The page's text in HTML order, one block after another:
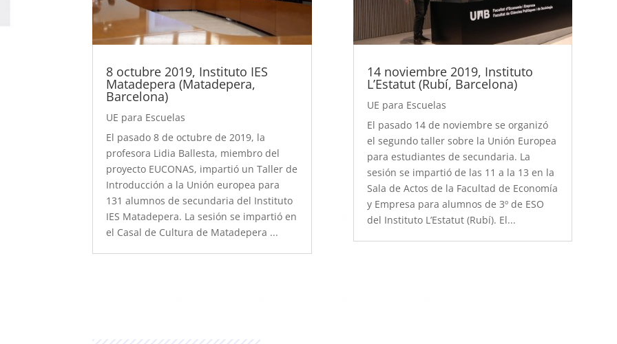
8 octubre 2019, Instituto IES
Matadepera (Matadepera,
Barcelona)
UE para Escuelas
El pasado 8 de octubre de 2019, la ​
profesora Lidia Ballesta, miembro del
proyecto EUCONAS, impartió un Taller de
Introducción a la Unión europea para
131 alumnos de secundaria del Instituto
IES Matadepera. La sesión se impartió en
el Casal de Cultura de Matadepera ...
14 noviembre 2019, Instituto
L’Estatut (Rubí, Barcelona)
UE para Escuelas
El pasado 14 de noviembre se organizó
el segundo taller sobre la Unión Europea
para estudiantes de secundaria. La
sesión se impartió de las 11 a la 13 en la
Sala de Actos de la Facultad de Economía
y Empresa para alumnos de 3º de ESO
del Instituto L’Estatut (Rubí). El...